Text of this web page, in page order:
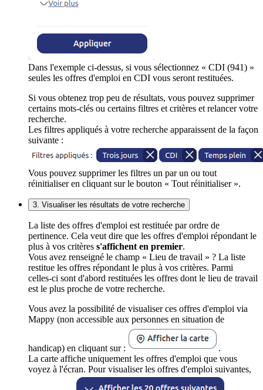
Dans l'exemple ci-dessus, si vous sélectionnez « CDI (941) »
seules les offres d'emploi en CDI vous seront restituées.
Si vous obtenez trop peu de résultats, vous pouvez supprimer
certains mots-clés ou certains filtres et critères et relancer votre
recherche.
Les filtres appliqués à votre recherche apparaissent de la façon
suivante :
Vous pouvez supprimer les filtres un par un ou tout
réinitialiser en cliquant sur le bouton « Tout réinitialiser ».
3. Visualiser les résultats de votre recherche
La liste des offres d'emploi est restituée par ordre de
pertinence. Cela veut dire que les offres d'emploi répondant le
plus à vos critères s'affichent en premier.
Vous avez renseigné le champ « Lieu de travail » ? La liste
restitue les offres répondant le plus à vos critères. Parmi
celles-ci sont d'abord restituées les offres dont le lieu de travail
est le plus proche de votre recherche.
Vous avez la possibilité de visualiser ces offres d'emploi via
Mappy (non accessible aux personnes en situation de
handicap) en cliquant sur :
.
La carte affiche uniquement les offres d'emploi que vous
voyez à l'écran. Pour visualiser les offres d'emploi suivantes,